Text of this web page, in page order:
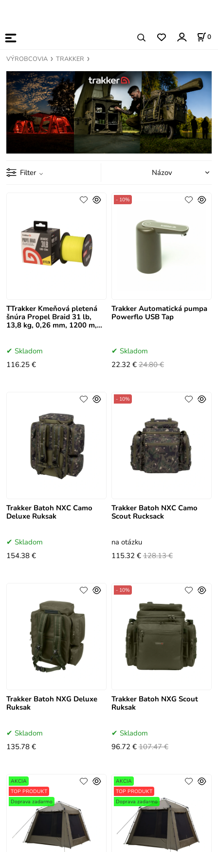
0
VÝROBCOVIA TRAKKER
Filter
TTrakker Kmeňová pletená
šnúra Propel Braid 31 lb,
13,8 kg, 0,26 mm, 1200 m,
Skladom
116.25 €
Trakker Automatická pumpa
Powerflo USB Tap
- 10%
Skladom
22.32 € 24.80 €
Trakker Batoh NXC Camo
Deluxe Ruksak
Skladom
154.38 €
Trakker Batoh NXC Camo
Scout Rucksack
- 10%
na otázku
115.32 € 128.13 €
Trakker Batoh NXG Deluxe
Ruksak
Skladom
135.78 €
Trakker Batoh NXG Scout
Ruksak
- 10%
Skladom
96.72 € 107.47 €
AKCIA
TOP PRODUKT
Doprava zadarmo
AKCIA
TOP PRODUKT
Doprava zadarmo